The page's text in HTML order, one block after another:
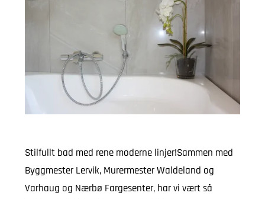
Stilfullt bad med rene moderne linjer!Sammen med
Byggmester Lervik, Murermester Waldeland og
Varhaug og Nærbø Fargesenter, har vi vært så